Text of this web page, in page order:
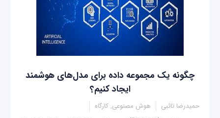
چگونه یک مجموعه داده‌ برای مدل‌های هوشمند
ایجاد کنیم؟
حمیدرضا تائبی هوش مصنوعی, کارگاه